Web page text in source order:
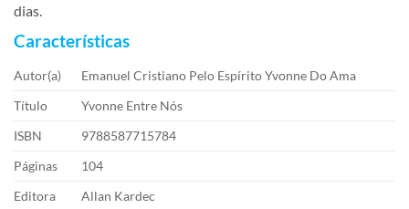
dias.
Características
Autor(a)
Emanuel Cristiano Pelo Espírito Yvonne Do Ama
Título
Yvonne Entre Nós
ISBN
9788587715784
Páginas
104
Editora
Allan Kardec